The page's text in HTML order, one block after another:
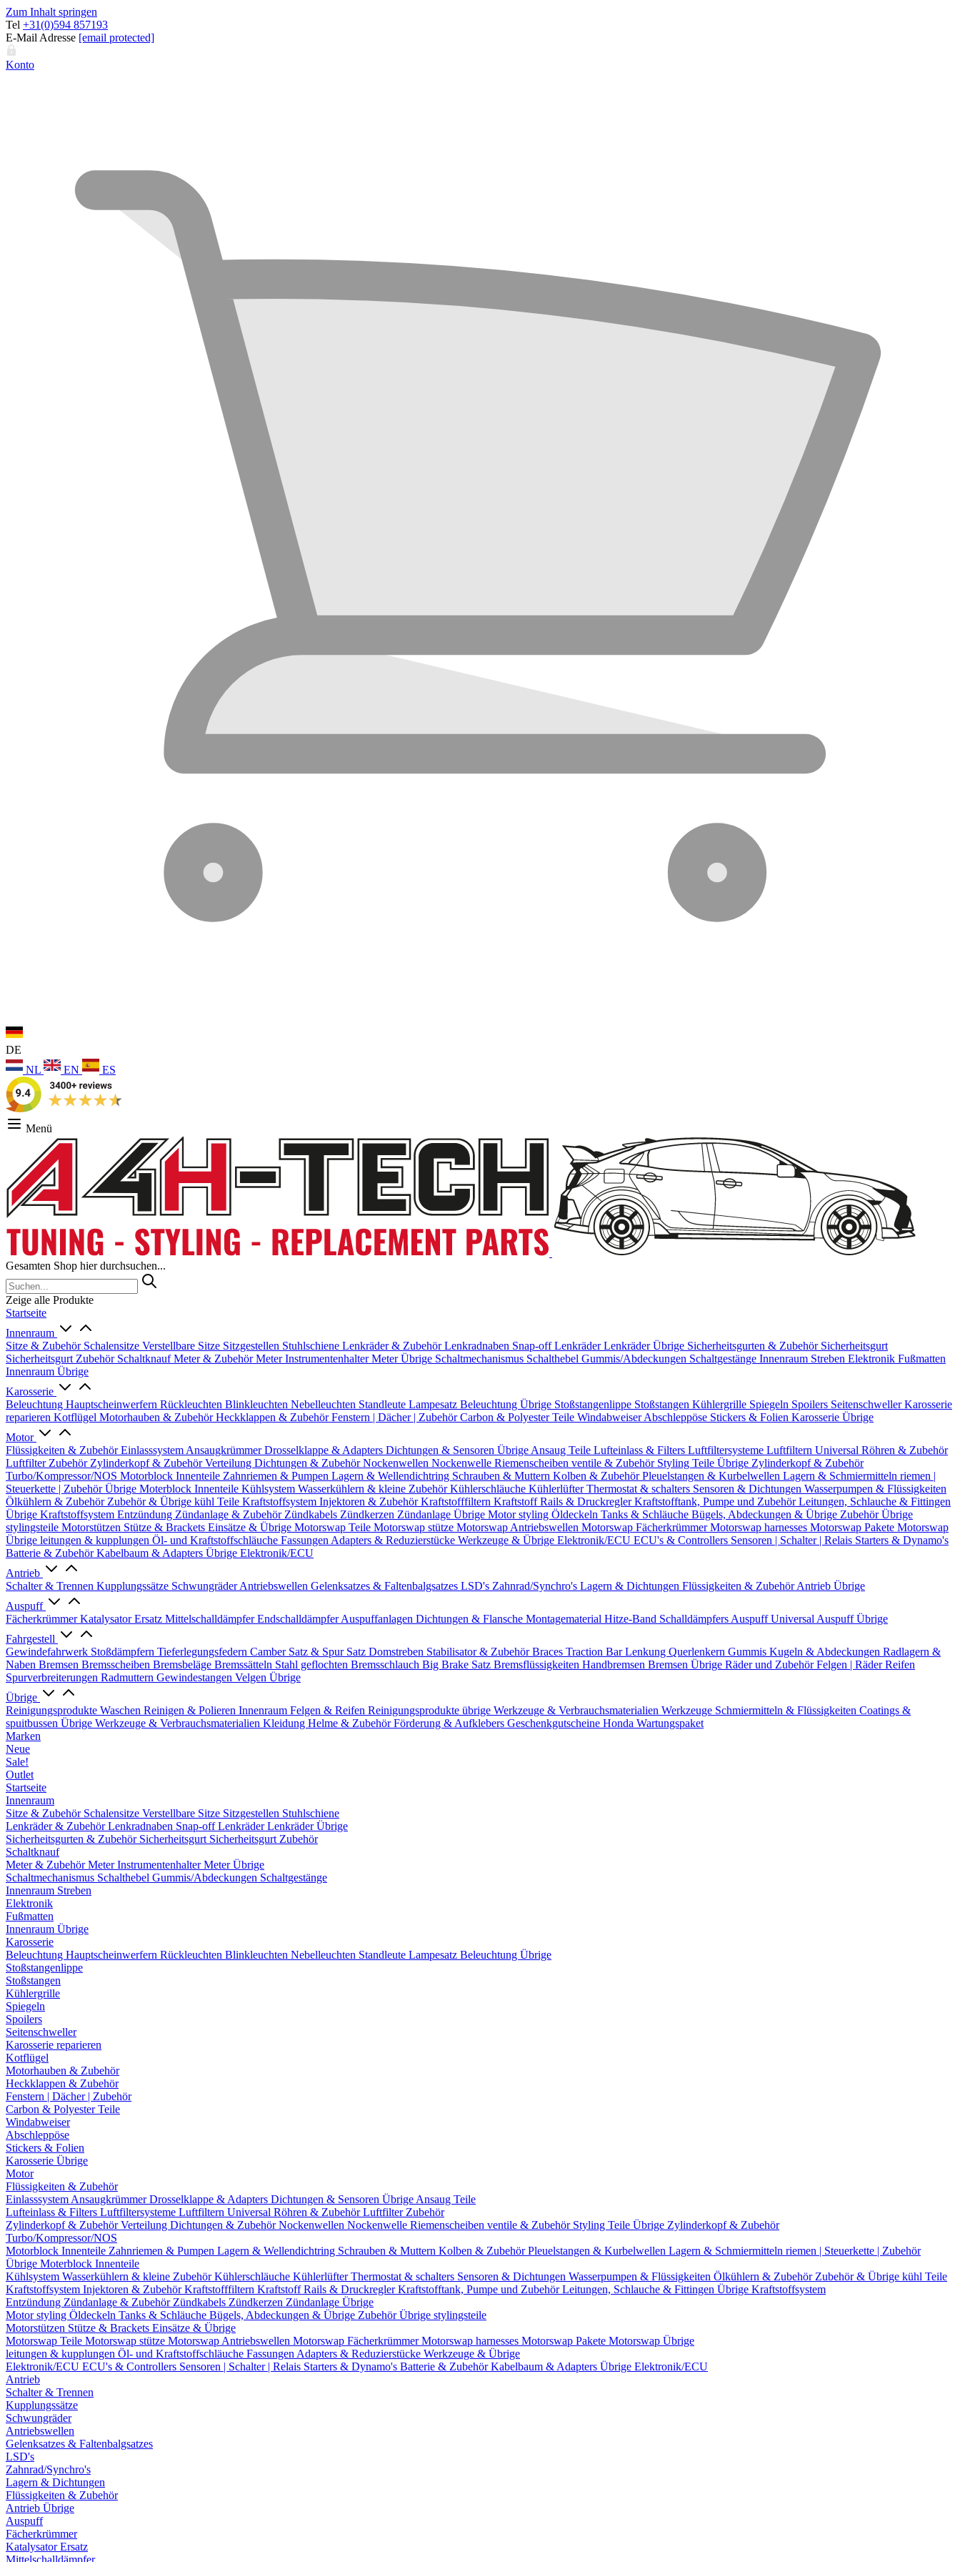
Zum Inhalt springen
Tel +31(0)594 857193
E-Mail Adresse [email protected]
Konto
DE
NL
EN ES
Menü
Gesamten Shop hier durchsuchen...
Zeige alle Produkte
Startseite
Innenraum
Sitze & Zubehör Schalensitze Verstellbare Sitze Sitzgestellen Stuhlschiene Lenkräder & ZubehörLenkradnaben Snap-offLenkräderLenkräder Übrige Sicherheitsgurten & Zubehör Sicherheitsgurt
Sicherheitsgurt Zubehör SchaltknaufMeter & ZubehörMeterInstrumentenhalterMeter Übrige Schaltmechanismus Schalthebel Gummis/Abdeckungen Schaltgestänge Innenraum Streben Elektronik Fußmatten
Innenraum Übrige
Karosserie
Beleuchtung Hauptscheinwerfern Rückleuchten Blinkleuchten Nebelleuchten Standleute Lampesatz Beleuchtung Übrige Stoßstangenlippe Stoßstangen Kühlergrille Spiegeln Spoilers SeitenschwellerKarosserie
reparieren Kotflügel Motorhauben & ZubehörHeckklappen & ZubehörFenstern | Dächer | ZubehörCarbon & Polyester Teile WindabweiserAbschleppöse Stickers & Folien Karosserie Übrige
Motor
Flüssigkeiten & ZubehörEinlasssystem AnsaugkrümmerDrosselklappe & Adapters Dichtungen & Sensoren Übrige Ansaug Teile Lufteinlass & Filters Luftfiltersysteme Luftfiltern Universal Röhren & Zubehör
Luftfilter Zubehör Zylinderkopf & ZubehörVerteilung Dichtungen & ZubehörNockenwellen Nockenwelle Riemenscheiben ventile & Zubehör Styling Teile Übrige Zylinderkopf & Zubehör
Turbo/Kompressor/NOS Motorblock Innenteile Zahnriemen & Pumpen Lagern & Wellendichtring Schrauben & Muttern Kolben & ZubehörPleuelstangen & Kurbelwellen Lagern & Schmiermitteln riemen |
Steuerkette | ZubehörÜbrige Moterblock Innenteile Kühlsystem Wasserkühlern & kleine ZubehörKühlerschläuche KühlerlüfterThermostat & schalters Sensoren & Dichtungen Wasserpumpen & Flüssigkeiten
Ölkühlern & Zubehör Zubehör & Übrige kühl Teile Kraftstoffsystem Injektoren & ZubehörKraftstofffiltern Kraftstoff Rails & DruckreglerKraftstofftank, Pumpe und ZubehörLeitungen, Schlauche & Fittingen
Übrige Kraftstoffsystem Entzündung Zündanlage & Zubehör Zündkabels Zündkerzen Zündanlage Übrige Motor styling Öldeckeln Tanks & Schläuche Bügels, Abdeckungen & Übrige ZubehörÜbrige
stylingsteile Motorstützen Stütze & Brackets Einsätze & Übrige Motorswap Teile Motorswap stütze Motorswap Antriebswellen Motorswap FächerkrümmerMotorswap harnesses Motorswap Pakete Motorswap
Übrige leitungen & kupplungen Öl- und Kraftstoffschläuche Fassungen Adapters & Reduzierstücke Werkzeuge & Übrige Elektronik/ECU ECU's & Controllers Sensoren | Schalter | Relais Starters & Dynamo's
Batterie & ZubehörKabelbaum & Adapters Übrige Elektronik/ECU
Antrieb
Schalter & Trennen Kupplungssätze SchwungräderAntriebswellen Gelenksatzes & Faltenbalgsatzes LSD's Zahnrad/Synchro's Lagern & Dichtungen Flüssigkeiten & ZubehörAntrieb Übrige
Auspuff
FächerkrümmerKatalysator Ersatz MittelschalldämpferEndschalldämpferAuspuffanlagen Dichtungen & Flansche Montagematerial Hitze-Band Schalldämpfers Auspuff Universal Auspuff Übrige
Fahrgestell
Gewindefahrwerk Stoßdämpfern Tieferlegungsfedern Camber Satz & Spur Satz Domstreben Stabilisator & ZubehörBraces Traction BarLenkung Querlenkern Gummis Kugeln & Abdeckungen Radlagern &
Naben Bremsen Bremsscheiben Bremsbeläge Bremssätteln Stahl geflochten Bremsschlauch Big Brake Satz Bremsflüssigkeiten Handbremsen Bremsen Übrige Räder und ZubehörFelgen | RäderReifen
Spurverbreiterungen Radmuttern Gewindestangen Velgen Übrige
Übrige
Reinigungsprodukte Waschen Reinigen & Polieren Innenraum Felgen & Reifen Reinigungsprodukte übrige Werkzeuge & Verbrauchsmaterialien Werkzeuge Schmiermitteln & Flüssigkeiten Coatings &
spuitbussen Übrige Werkzeuge & Verbrauchsmaterialien Kleidung Helme & ZubehörFörderung & Aufklebers Geschenkgutscheine Honda Wartungspaket
Marken
Neue
Sale!
Outlet
Startseite
Innenraum
Sitze & Zubehör Schalensitze Verstellbare Sitze Sitzgestellen Stuhlschiene
Lenkräder & ZubehörLenkradnaben Snap-offLenkräderLenkräder Übrige
Sicherheitsgurten & Zubehör Sicherheitsgurt Sicherheitsgurt Zubehör
Schaltknauf
Meter & ZubehörMeterInstrumentenhalterMeter Übrige
Schaltmechanismus Schalthebel Gummis/Abdeckungen Schaltgestänge
Innenraum Streben
Elektronik
Fußmatten
Innenraum Übrige
Karosserie
Beleuchtung Hauptscheinwerfern Rückleuchten Blinkleuchten Nebelleuchten Standleute Lampesatz Beleuchtung Übrige
Stoßstangenlippe
Stoßstangen
Kühlergrille
Spiegeln
Spoilers
Seitenschweller
Karosserie reparieren
Kotflügel
Motorhauben & Zubehör
Heckklappen & Zubehör
Fenstern | Dächer | Zubehör
Carbon & Polyester Teile
Windabweiser
Abschleppöse
Stickers & Folien
Karosserie Übrige
Motor
Flüssigkeiten & Zubehör
Einlasssystem AnsaugkrümmerDrosselklappe & Adapters Dichtungen & Sensoren Übrige Ansaug Teile
Lufteinlass & Filters Luftfiltersysteme Luftfiltern Universal Röhren & ZubehörLuftfilter Zubehör
Zylinderkopf & ZubehörVerteilung Dichtungen & ZubehörNockenwellen Nockenwelle Riemenscheiben ventile & Zubehör Styling Teile Übrige Zylinderkopf & Zubehör
Turbo/Kompressor/NOS
Motorblock Innenteile Zahnriemen & Pumpen Lagern & Wellendichtring Schrauben & Muttern Kolben & ZubehörPleuelstangen & Kurbelwellen Lagern & Schmiermitteln riemen | Steuerkette | Zubehör
Übrige Moterblock Innenteile
Kühlsystem Wasserkühlern & kleine ZubehörKühlerschläuche KühlerlüfterThermostat & schalters Sensoren & Dichtungen Wasserpumpen & Flüssigkeiten Ölkühlern & Zubehör Zubehör & Übrige kühl Teile
Kraftstoffsystem Injektoren & ZubehörKraftstofffiltern Kraftstoff Rails & DruckreglerKraftstofftank, Pumpe und ZubehörLeitungen, Schlauche & Fittingen Übrige Kraftstoffsystem
Entzündung Zündanlage & Zubehör Zündkabels Zündkerzen Zündanlage Übrige
Motor styling Öldeckeln Tanks & Schläuche Bügels, Abdeckungen & Übrige ZubehörÜbrige stylingsteile
Motorstützen Stütze & Brackets Einsätze & Übrige
Motorswap Teile Motorswap stütze Motorswap Antriebswellen Motorswap FächerkrümmerMotorswap harnesses Motorswap Pakete Motorswap Übrige
leitungen & kupplungen Öl- und Kraftstoffschläuche Fassungen Adapters & Reduzierstücke Werkzeuge & Übrige
Elektronik/ECU ECU's & Controllers Sensoren | Schalter | Relais Starters & Dynamo's Batterie & ZubehörKabelbaum & Adapters Übrige Elektronik/ECU
Antrieb
Schalter & Trennen
Kupplungssätze
Schwungräder
Antriebswellen
Gelenksatzes & Faltenbalgsatzes
LSD's
Zahnrad/Synchro's
Lagern & Dichtungen
Flüssigkeiten & Zubehör
Antrieb Übrige
Auspuff
Fächerkrümmer
Katalysator Ersatz
Mittelschalldämpfer